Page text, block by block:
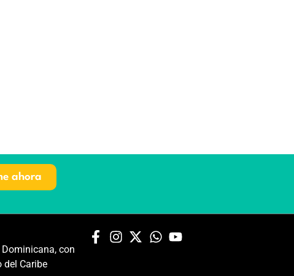
ahora
con
del Caribe